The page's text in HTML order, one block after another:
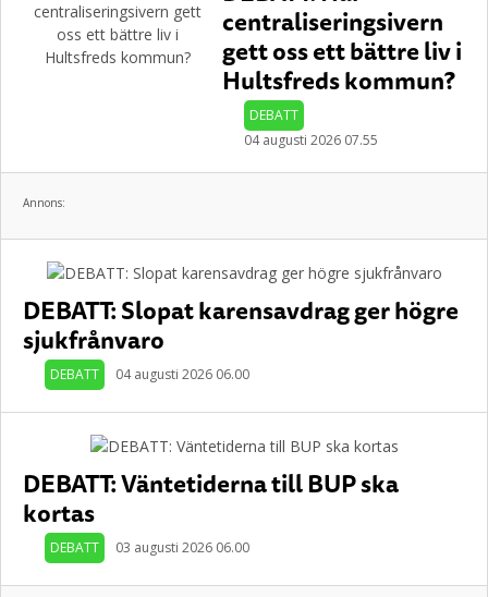
centraliseringsivern
gett oss ett bättre liv i
Hultsfreds kommun?
DEBATT
04 augusti 2026 07.55
Annons:
DEBATT: Slopat karensavdrag ger högre
sjukfrånvaro
DEBATT 04 augusti 2026 06.00
DEBATT: Väntetiderna till BUP ska
kortas
DEBATT 03 augusti 2026 06.00